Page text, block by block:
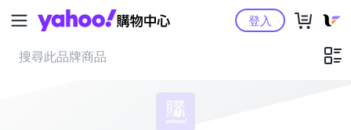
Yahoo購物中心登入